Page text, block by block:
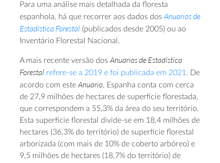
Para uma análise mais detalhada da floresta
espanhola, há que recorrer aos dados dos Anuarios de
Estadística Forestal (publicados desde 2005) ou ao
Inventário Florestal Nacional.
A mais recente versão dos Anuarios de Estadística
Forestal refere-se a 2019 e foi publicada em 2021 . De
acordo com este Anuario, Espanha conta com cerca
de 27,9 milhões de hectares de superfície florestada,
que correspondem a 55,3% da área do seu território.
Esta superfície florestal divide-se em 18,4 milhões de
hectares (36,3% do território) de superfície florestal
arborizada (com mais de 10% de coberto arbóreo) e
9,5 milhões de hectares (18,7% do território) de